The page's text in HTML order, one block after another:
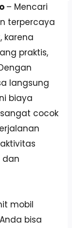
– Mencari
terpercaya
karena
praktis,
langsung
biaya
cocok
dan
mobil
bisa